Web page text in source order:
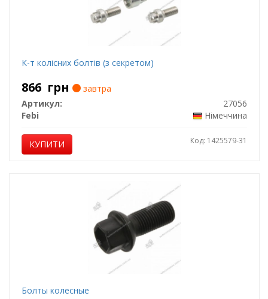
К-т колісних болтів (з секретом)
866 грн
завтра
Артикул:
27056
Febi
Німеччина
КУПИТИ Код: 1425579-31
Болты колесные